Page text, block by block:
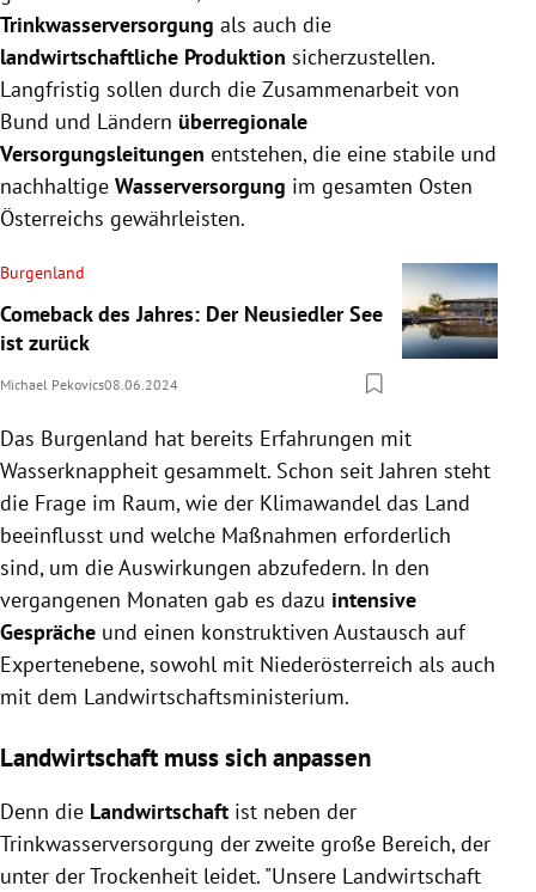
Trinkwasserversorgung als auch die
landwirtschaftliche Produktion sicherzustellen.
Langfristig sollen durch die Zusammenarbeit von
Bund und Ländern überregionale
Versorgungsleitungen entstehen, die eine stabile und
nachhaltige Wasserversorgung im gesamten Osten
Österreichs gewährleisten.
Burgenland
Comeback des Jahres: Der Neusiedler See
ist zurück
Michael Pekovics08.06.2024
Das Burgenland hat bereits Erfahrungen mit
Wasserknappheit gesammelt. Schon seit Jahren steht
die Frage im Raum, wie der Klimawandel das Land
beeinflusst und welche Maßnahmen erforderlich
sind, um die Auswirkungen abzufedern. In den
vergangenen Monaten gab es dazu intensive
Gespräche und einen konstruktiven Austausch auf
Expertenebene, sowohl mit Niederösterreich als auch
mit dem Landwirtschaftsministerium.
Landwirtschaft muss sich anpassen
Denn die Landwirtschaft ist neben der
Trinkwasserversorgung der zweite große Bereich, der
unter der Trockenheit leidet. "Unsere Landwirtschaft